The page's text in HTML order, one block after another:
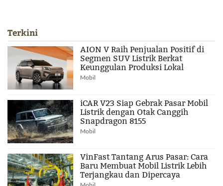
Terkini
AION V Raih Penjualan Positif di
Segmen SUV Listrik Berkat
Keunggulan Produksi Lokal
Mobil
iCAR V23 Siap Gebrak Pasar Mobil
Listrik dengan Otak Canggih
Snapdragon 8155
Mobil
VinFast Tantang Arus Pasar: Cara
Baru Membuat Mobil Listrik Lebih
Terjangkau dan Dipercaya